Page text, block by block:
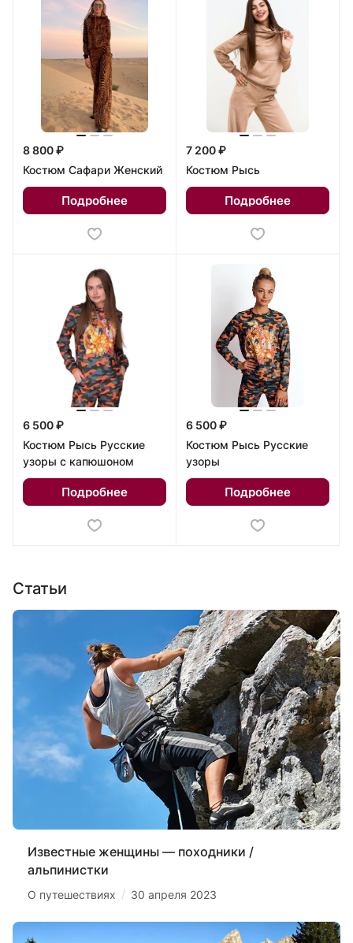
8 800 ₽
Костюм Сафари Женский
Подробнее
7 200 ₽
Костюм Рысь
Подробнее
6 500 ₽
Костюм Рысь Русские
узоры с капюшоном
Подробнее
6 500 ₽
Костюм Рысь Русские
узоры
Подробнее
Статьи
Известные женщины — походники /
альпинистки
О путешествиях / 30 апреля 2023